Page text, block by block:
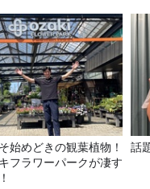
始めどきの観葉植物！
フラワーパークが凄す
話